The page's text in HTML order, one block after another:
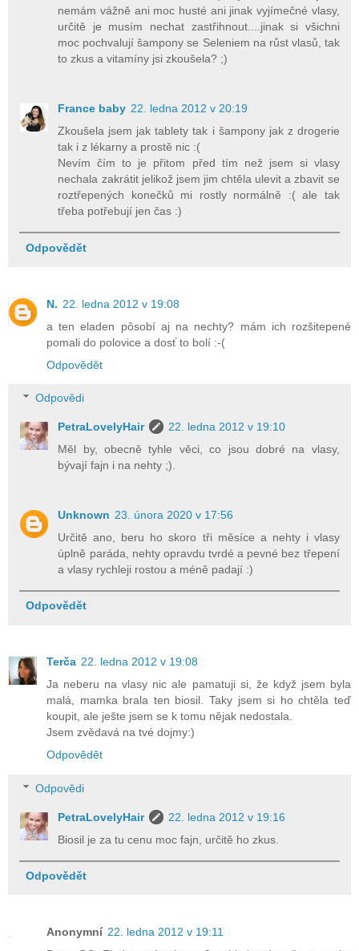
nemám vážně ani moc husté ani jinak vyjímečné vlasy,
určitě je musím nechat zastřihnout....jinak si všichni
moc pochvalují šampony se Seleniem na růst vlasů, tak
to zkus a vitamíny jsi zkoušela? ;)
France baby 22. ledna 2012 v 20:19
Zkoušela jsem jak tablety tak i šampony jak z drogerie
tak i z lékarny a prostě nic :(
Nevím čím to je přitom před tím než jsem si vlasy
nechala zakrátit jelikož jsem jim chtěla ulevit a zbavit se
roztřepených konečků mi rostly normálně :( ale tak
třeba potřebují jen čas :)
Odpovědět
N. 22. ledna 2012 v 19:08
a ten eladen pôsobí aj na nechty? mám ich rozšitepené
pomali do polovice a dosť to bolí :-(
Odpovědět
Odpovědi
PetraLovelyHair
22. ledna 2012 v 19:10
Měl by, obecně tyhle věci, co jsou dobré na vlasy,
bývají fajn i na nehty ;).
Unknown 23. února 2020 v 17:56
Určitě ano, beru ho skoro tři měsíce a nehty i vlasy
úplně paráda, nehty opravdu tvrdé a pevné bez třepení
a vlasy rychleji rostou a méně padají :)
Odpovědět
Terča 22. ledna 2012 v 19:08
Ja neberu na vlasy nic ale pamatuji si, že když jsem byla
malá, mamka brala ten biosil. Taky jsem si ho chtěla teď
koupit, ale ješte jsem se k tomu nějak nedostala.
Jsem zvědavá na tvé dojmy:)
Odpovědět
Odpovědi
PetraLovelyHair
22. ledna 2012 v 19:16
Biosil je za tu cenu moc fajn, určitě ho zkus.
Odpovědět
Anonymní 22. ledna 2012 v 19:11